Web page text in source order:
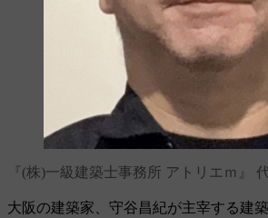
『(株)一級建築士事務所 アトリエｍ』
大阪の建築家、守谷昌紀が主宰する建